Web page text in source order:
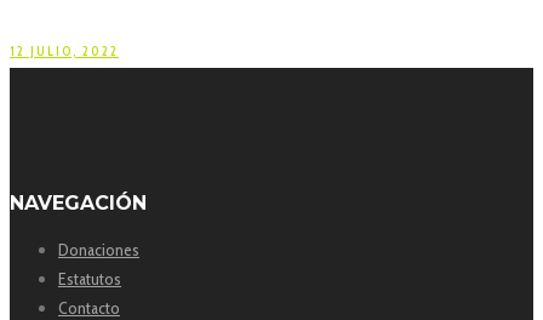
12 JULIO, 2022
NAVEGACIÓN
Donaciones
Estatutos
Contacto